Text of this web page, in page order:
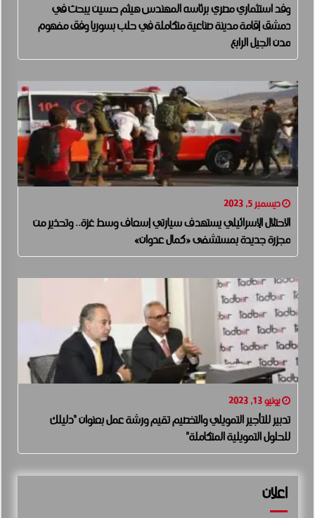
وفد استثماري مصري برئاسه المهندس هيثم حسين يبحث في
دمشق إقامة مدينة صناعية متكاملة في حلب بسوريا وفق مفهوم
مدن الجيل الرابع
ديسمبر 5, 2023
الاحتلال الإسرائيلي يستهدف سيارتي إسعاف وسط غزة.. وتحذير من
مجزرة جديدة بمستشفى «كمال عدوان»
يونيو 13, 2023
تدبير للتأجير التمويلي والتخصيم تقيم ورشة عمل بعنوان “دليلك
للحلول التمويلية المتكاملة”
اعلان